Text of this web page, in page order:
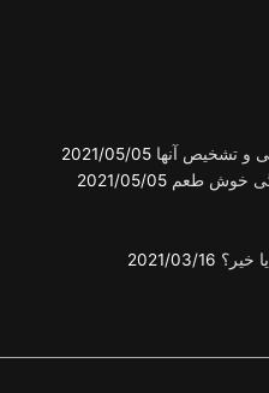
و تشخیص آنها 2021/05/05
خوش طعم 2021/05/05
خیر؟ 2021/03/16